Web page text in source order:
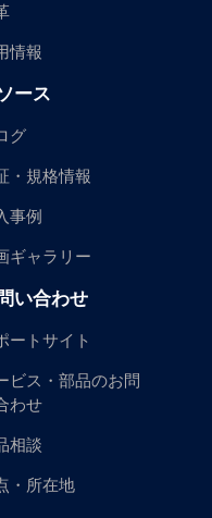
情報
ース
グ
・規格情報
事例
ギャラリー
い合わせ
ートサイト
ビス・部品のお問
わせ
相談
・所在地